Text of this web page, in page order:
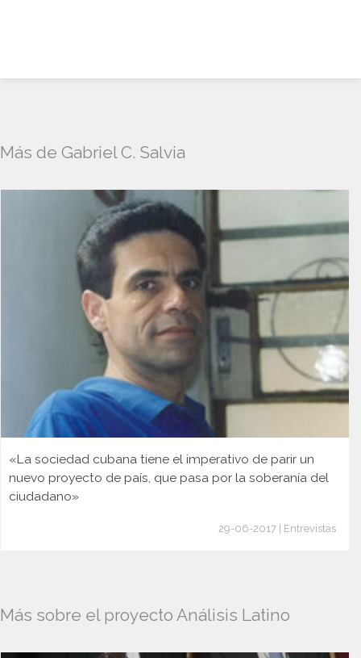
Más de Gabriel C. Salvia
«La sociedad cubana tiene el imperativo de parir un
nuevo proyecto de país, que pasa por la soberanía del
ciudadano»
29-06-2017 | Entrevistas
Más sobre el proyecto Análisis Latino